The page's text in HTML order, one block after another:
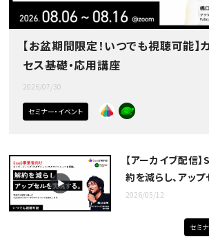
【お盆期間限定！いつでも視聴可能】
セス基礎・応用講座
2026/07/30
セミナー・イベント
【アーカイブ配信
約を減らし、アッ
2026/05/12
セミ